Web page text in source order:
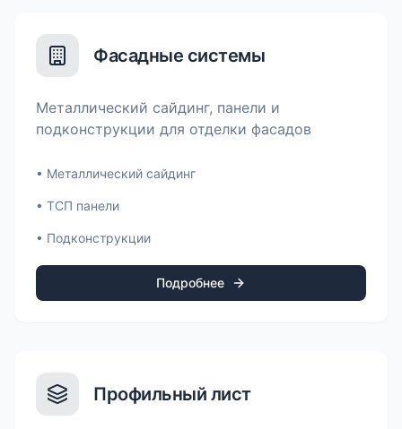
Фасадные системы
Металлический сайдинг, панели и
подконструкции для отделки фасадов
• Металлический сайдинг
• ТСП панели
• Подконструкции
Подробнее
Профильный лист